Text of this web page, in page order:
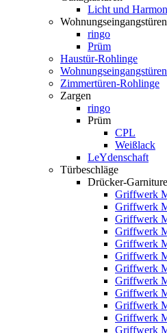
Licht und
Wohnungseingangstüren
ringo
Prüm
Haustür-Rohlinge
Zimmertüren-Rohlinge
Zargen
ringo
Prüm
CPL
Weißlack
LeYdenschaft
Türbeschläge
Drücker-
Griffwerk
Griffwerk
Griffwerk
Griffwerk
Griffwerk
Griffwerk
Griffwerk
Griffwerk
Griffwerk
Griffwerk
Griffwerk
Griffwerk